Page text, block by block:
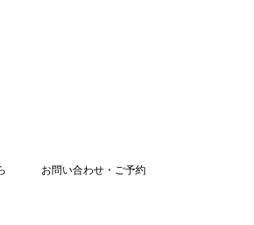
お問い合わせ・ご予約